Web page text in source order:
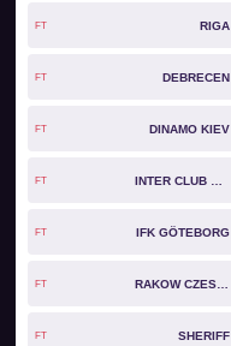
FT RIGA
FT DEBRECEN
FT DINAMO KIEV
FT
FT IFK GÖTEBORG
FT RAKOW CZESTOCHOWA
FT SHERIFF